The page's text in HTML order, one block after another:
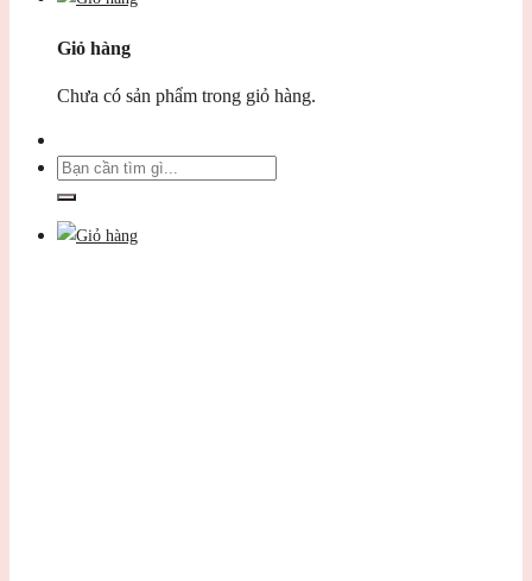
Giỏ hàng
Chưa có sản phẩm trong giỏ hàng.
Tìm
kiếm: